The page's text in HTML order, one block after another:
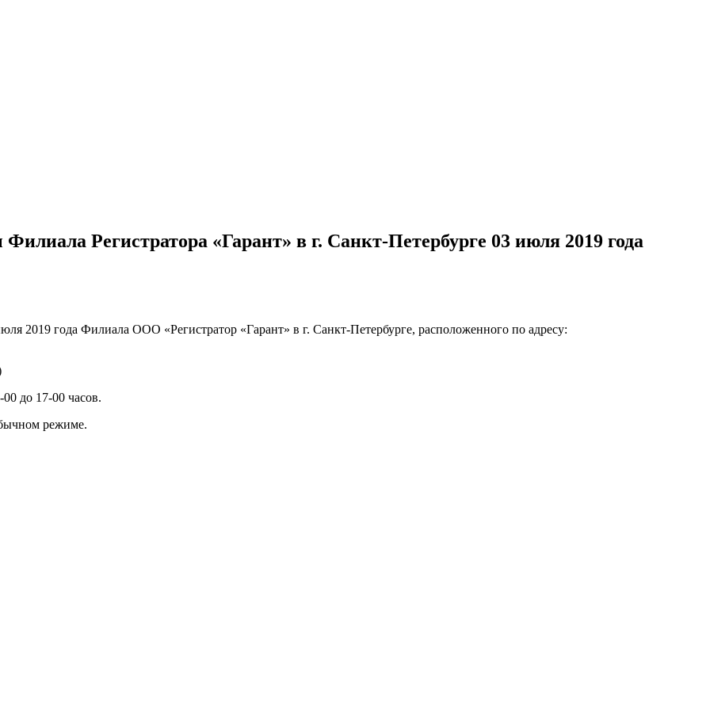
Регистратора «Гарант» в г. Санкт-Петербурге 03 июля 2019 года
2019 года Филиала ООО «Регистратор «Гарант» в г. Санкт-Петербурге, расположенного по адресу:
до 17-00 часов.
режиме.